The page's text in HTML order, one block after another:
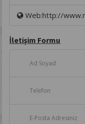
Web:http://
İletişim Formu